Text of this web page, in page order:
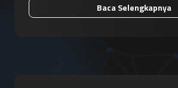
Baca Selengkapnya